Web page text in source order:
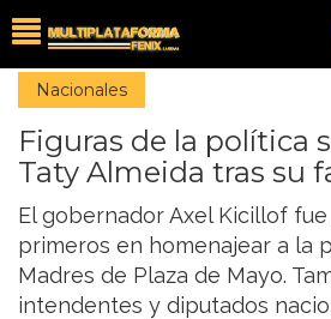
Nacionales
Figuras de la política
Taty Almeida tras su
El gobernador Axel Kicillof
primeros en homenajear a la
Madres de Plaza de Mayo.
intendentes y diputados